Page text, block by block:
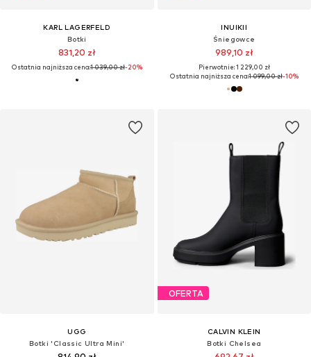
KARL LAGERFELD
Botki
831,20 zł
Ostatnia najniższa cena:1 039,00 zł-20%
INUIKII
Śniegowce
989,10 zł
Pierwotnie: 1 229,00 zł
Ostatnia najniższa cena:1 099,00 zł-10%
UGG
Botki 'Classic Ultra Mini'
OFERTA
CALVIN KLEIN
Botki Chelsea